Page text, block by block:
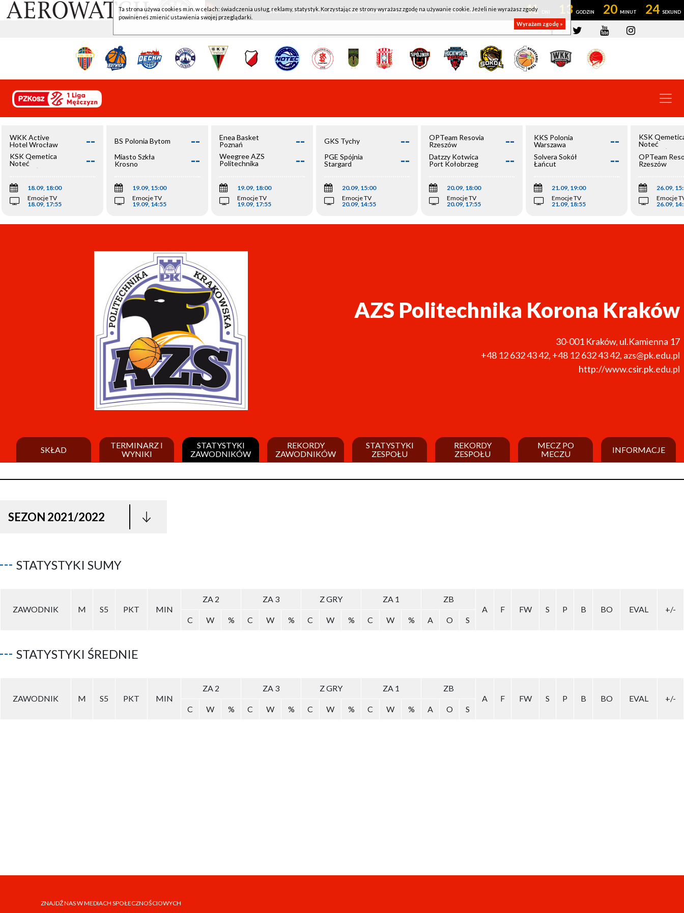
WKK ACTIVE HOTEL WROCŁAW - KSK QEMETICA NOTEĆ INOWROCŁAW 41 13 20 24
WKK Active
Hotel Wrocław
--
KSK Qemetica
Noteć
Inowrocław
--
18.09, 18:00
Emocje TV
18.09, 17:55
BS Polonia Bytom --
Miasto Szkła
Krosno
--
19.09, 15:00
Emocje TV
19.09, 14:55
Enea Basket
Poznań
--
Weegree AZS
Politechnika
--
19.09, 18:00
Emocje TV
19.09, 17:55
GKS Tychy --
PGE Spójnia
Stargard
--
20.09, 15:00
Emocje TV
20.09, 14:55
OPTeam Resovia
Rzeszów
--
Datzzy Kotwica
Port Kołobrzeg
--
20.09, 18:00
Emocje TV
20.09, 17:55
KKS Polonia
Warszawa
--
Solvera Sokół
Łańcut
--
21.09, 19:00
Emocje TV
21.09, 18:55
KSK
Noteć
Inowrocław
OPTeam
Rzeszów
26.09,
Emocje
26.09,
AZS Politechnika Korona Kraków
30-001 Kraków, ul.Kamienna 17
+48 12 632 43 42, +48 12 632 43 42, azs@pk.edu.pl
http://www.csir.pk.edu.pl
SKŁAD
TERMINARZ I
WYNIKI
STATYSTYKI
ZAWODNIKÓW
REKORDY
ZAWODNIKÓW
STATYSTYKI
ZESPOŁU
REKORDY
ZESPOŁU
MECZ PO
MECZU
INFORMACJE
SEZON 2021/2022
STATYSTYKI SUMY
ZAWODNIK M S5 PKT MIN
ZA 2 ZA 3 Z GRY ZA 1
ZB
A
F FW S P B BO EVAL
+/-
C
W % C W % C W % C W % A O S
STATYSTYKI ŚREDNIE
ZAWODNIK M S5 PKT MIN
ZA 2 ZA 3 Z GRY ZA 1
ZB
A
F FW S P B BO EVAL
+/-
C
W % C W % C W % C W % A O S
ZNAJDŹ NAS W MEDIACH SPOŁECZNOŚCIOWYCH
Ta strona używa cookies m.in. w celach: świadczenia usług, reklamy, statystyk. Korzystając ze strony wyrażasz zgodę na używanie cookie. Jeżeli nie wyrażasz zgody
powinieneś zmienić ustawienia swojej przeglądarki.
Wyrażam zgodę »